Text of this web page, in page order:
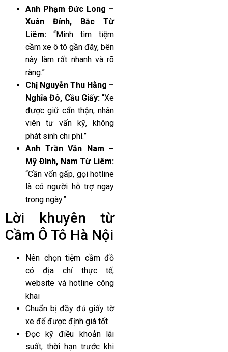
Anh Phạm Đức Long –
Xuân Đỉnh, Bắc Từ
Liêm: “Mình tìm tiệm
cầm xe ô tô gần đây, bên
này làm rất nhanh và rõ
ràng.”
Chị Nguyễn Thu Hằng –
Nghĩa Đô, Cầu Giấy:“Xe
được giữ cẩn thận, nhân
viên tư vấn kỹ, không
phát sinh chi phí.”
Anh Trần Văn Nam –
Mỹ Đình, Nam Từ Liêm:
“Cần vốn gấp, gọi hotline
là có người hỗ trợ ngay
trong ngày.”
Lời khuyên từ
Cầm Ô Tô Hà Nội
Nên chọn tiệm cầm đồ
có địa chỉ thực tế,
website và hotline công
khai
Chuẩn bị đầy đủ giấy tờ
xe để được định giá tốt
Đọc kỹ điều khoản lãi
suất, thời hạn trước khi